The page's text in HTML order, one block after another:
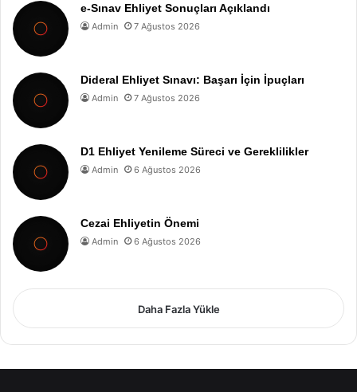
e-Sınav Ehliyet Sonuçları Açıklandı
Admin 7 Ağustos 2026
Dideral Ehliyet Sınavı: Başarı İçin İpuçları
Admin 7 Ağustos 2026
D1 Ehliyet Yenileme Süreci ve Gereklilikler
Admin 6 Ağustos 2026
Cezai Ehliyetin Önemi
Admin 6 Ağustos 2026
Daha Fazla Yükle